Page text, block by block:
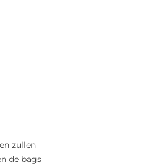
zullen
de bags